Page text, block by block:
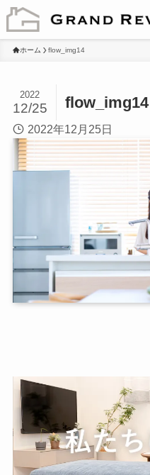
ホーム flow_img14
flow_img14
2022
12/25
2022年12月25日